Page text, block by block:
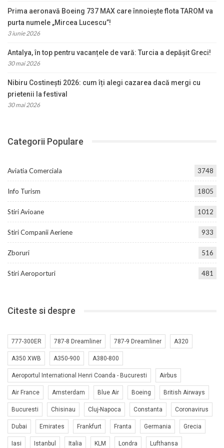
Prima aeronavă Boeing 737 MAX care înnoiește flota TAROM va
purta numele „Mircea Lucescu”!
3 iunie 2026
Antalya, în top pentru vacanțele de vară: Turcia a depășit Greci!
30 mai 2026
Nibiru Costinești 2026: cum îți alegi cazarea dacă mergi cu
prietenii la festival
30 mai 2026
Categorii Populare
Aviatia Comerciala 3748
Info Turism 1805
Stiri Avioane 1012
Stiri Companii Aeriene 933
Zboruri 516
Stiri Aeroporturi 481
Citeste si despre
777-300ER 787-8 Dreamliner 787-9 Dreamliner A320
A350 XWB A350-900 A380-800
Aeroportul International Henri Coanda - Bucuresti Airbus
Air France Amsterdam Blue Air Boeing British Airways
Bucuresti Chisinau Cluj-Napoca Constanta Coronavirus
Dubai Emirates Frankfurt Franta Germania Grecia
Iasi Istanbul Italia KLM Londra Lufthansa